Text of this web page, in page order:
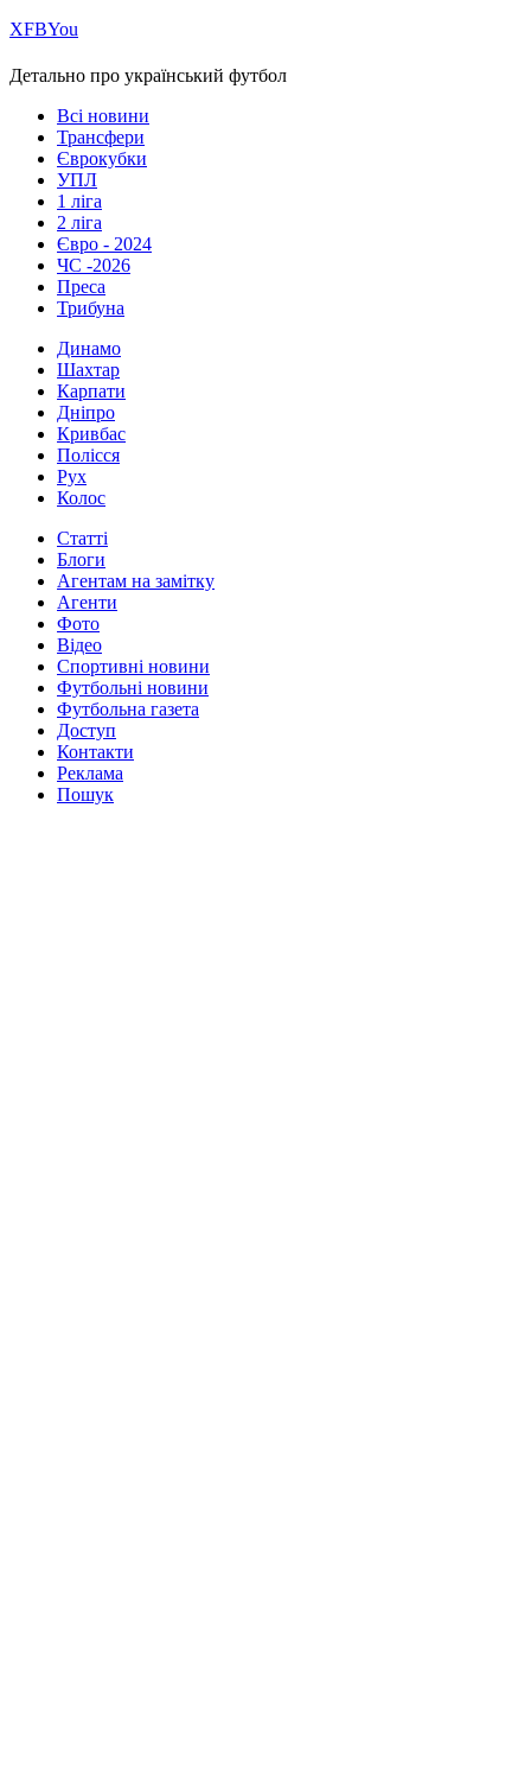
ХFBYou
Детально про український футбол
Всі новини
Трансфери
Єврокубки
УПЛ
1 ліга
2 ліга
Євро - 2024
ЧС -2026
Преса
Трибуна
Динамо
Шахтар
Карпати
Дніпро
Кривбас
Полісся
Рух
Колос
Статті
Блоги
Агентам на замітку
Агенти
Фото
Відео
Спортивні новини
Футбольні новини
Футбольна газета
Доступ
Контакти
Реклама
Пошук